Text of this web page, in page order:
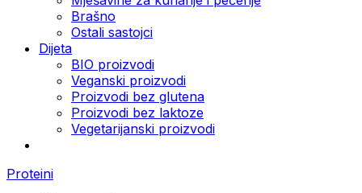
Brašno
Ostali sastojci
Dijeta
BIO proizvodi
Veganski proizvodi
Proizvodi bez glutena
Proizvodi bez laktoze
Vegetarijanski proizvodi
Proteini